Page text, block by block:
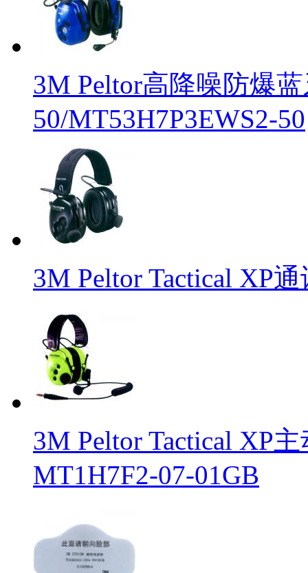
3M Peltor高降噪防爆
50/MT53H7P3EWS2-50
3M Peltor Tactical XP
3M Peltor Tactical XP
MT1H7F2-07-01GB